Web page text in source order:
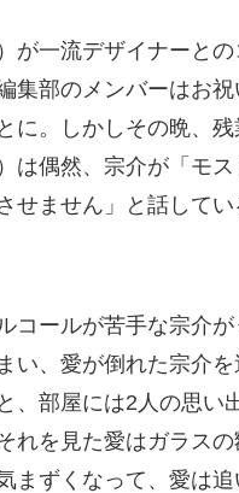
が一流デザイナーと
集部のメンバーはお
に。しかしその晩、
は偶然、宗介が「モ
せません」と話してい
コールが苦手な宗介が
い、愛が倒れた宗介を
、部屋には2人の思い
れを見た愛はガラス
まずくなって、愛は